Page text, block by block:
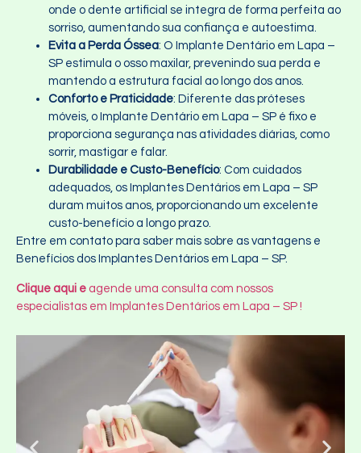
onde o dente artificial se integra de forma perfeita ao
sorriso, aumentando sua confiança e autoestima.
Evita a Perda Óssea: O Implante Dentário em Lapa –
SP estimula o osso maxilar, prevenindo sua perda e
mantendo a estrutura facial ao longo dos anos.
Conforto e Praticidade: Diferente das próteses
móveis, o Implante Dentário em Lapa – SP é fixo e
proporciona segurança nas atividades diárias, como
sorrir, mastigar e falar.
Durabilidade e Custo-Benefício: Com cuidados
adequados, os Implantes Dentários em Lapa – SP
duram muitos anos, proporcionando um excelente
custo-benefício a longo prazo.
Entre em contato para saber mais sobre as vantagens e
Benefícios dos Implantes Dentários em Lapa – SP.
Clique aqui e agende uma consulta com nossos
especialistas em Implantes Dentários em Lapa – SP !